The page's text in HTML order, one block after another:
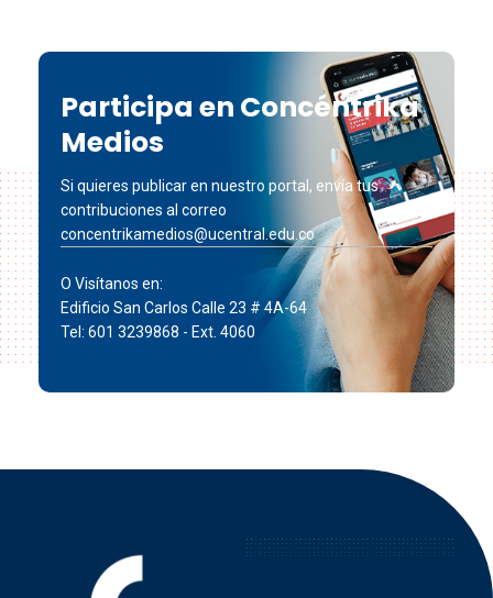
Participa en Concéntrika
Medios
Si quieres publicar en nuestro portal, envía tus
contribuciones al correo
concentrikamedios@ucentral.edu.co
O Visítanos en:
Edificio San Carlos Calle 23 # 4A-64
Tel: 601 3239868 - Ext. 4060